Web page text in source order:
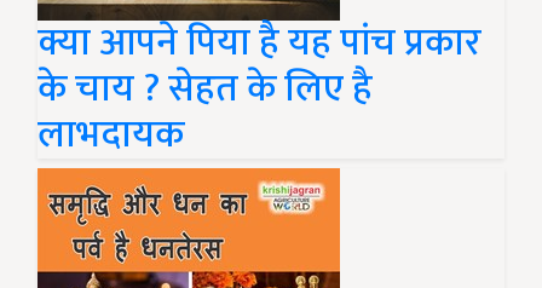
क्या आपने पिया है यह पांच प्रकार
के चाय ? सेहत के लिए है
लाभदायक